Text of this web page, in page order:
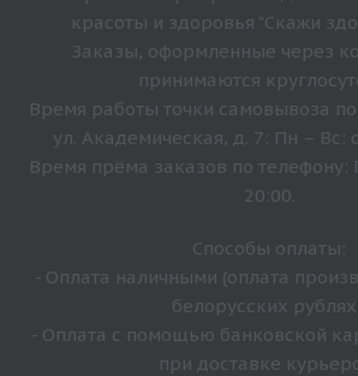
красоты и здоровья "Скажи
Заказы, оформленные через
принимаются
Время работы точки самовывоза по
ул. Академическая, д. 7: Пн – Вс:
Время прёма заказов по телефону:
20:00.
Способы оплаты:
- Оплата наличными (оплата
белорусских
- Оплата с помощью банковской
при доставке